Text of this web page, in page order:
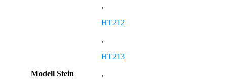
Modell Stein
,
HT212
,
HT213
,